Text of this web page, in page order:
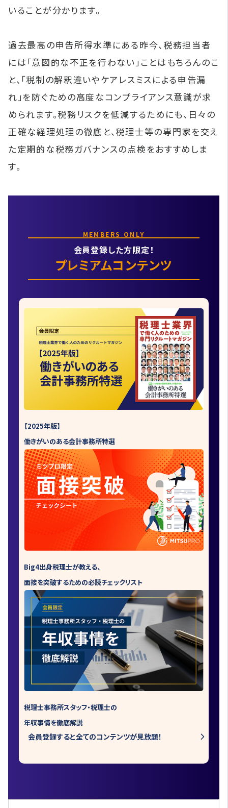
いることが分かります。
過去最高の申告所得水準にある昨今、税務担当者
には「意図的な不正を行わない」ことはもちろんのこ
と、「税制の解釈違いやケアレスミスによる申告漏
れ」を防ぐための高度なコンプライアンス意識が求
められます。税務リスクを低減するためにも、日々の
正確な経理処理の徹底と、税理士等の専門家を交え
た定期的な税務ガバナンスの点検をおすすめしま
す。
MEMBERS ONLY
会員登録した方限定！
プレミアムコンテンツ
【2025年版】
働きがいのある会計事務所特選
Big4出身税理士が教える、
面接を突破するための必読チェックリスト
税理士事務所スタッフ・税理士の
年収事情を徹底解説
会員登録すると全てのコンテンツが見放題！